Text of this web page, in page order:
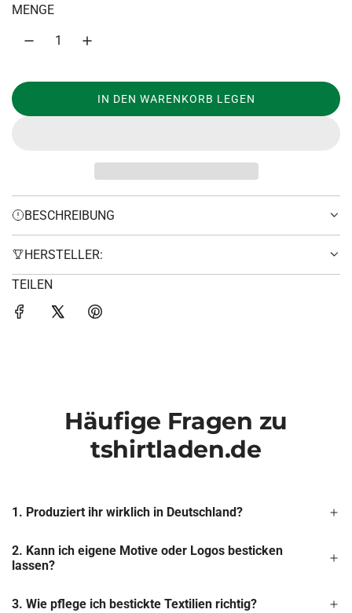
r
e
MENGE
IN DEN WARENKORB LEGEN
LADEN...
BESCHREIBUNG
HERSTELLER:
TEILEN
Häufige Fragen zu
tshirtladen.de
1. Produziert ihr wirklich in Deutschland?
2. Kann ich eigene Motive oder Logos besticken
lassen?
3. Wie pflege ich bestickte Textilien richtig?